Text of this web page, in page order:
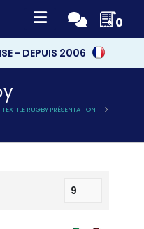
0
- DEPUIS 2006
TEXTILE RUGBY PRÉSENTATION